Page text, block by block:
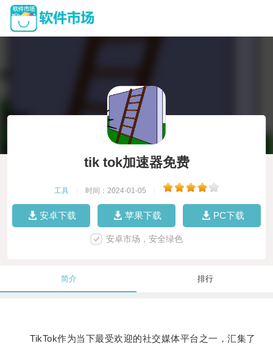
tik tok加速器免费
工具 时间：2024-01-05
安卓下载 苹果下载 PC下载
安卓市场，安全绿色
简介 排行
TikTok作为当下最受欢迎的社交媒体平台之一，汇集了